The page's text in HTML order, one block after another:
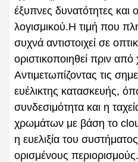
έξυπνες δυνατότητες και
λογισμικού.Η τιμή που
συχνά αντιστοιχεί σε
οριστικοποιηθεί πριν από
Αντιμετωπίζοντας τις
ευέλικτης κατασκευής,
συνδεσιμότητα και η
χρωμάτων με βάση το
η ευελιξία του
ορισμένους